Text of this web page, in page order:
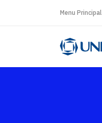
Menu Principal